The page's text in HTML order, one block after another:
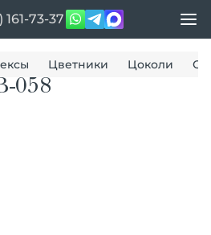
161-73-37
Цветники Цоколи
058